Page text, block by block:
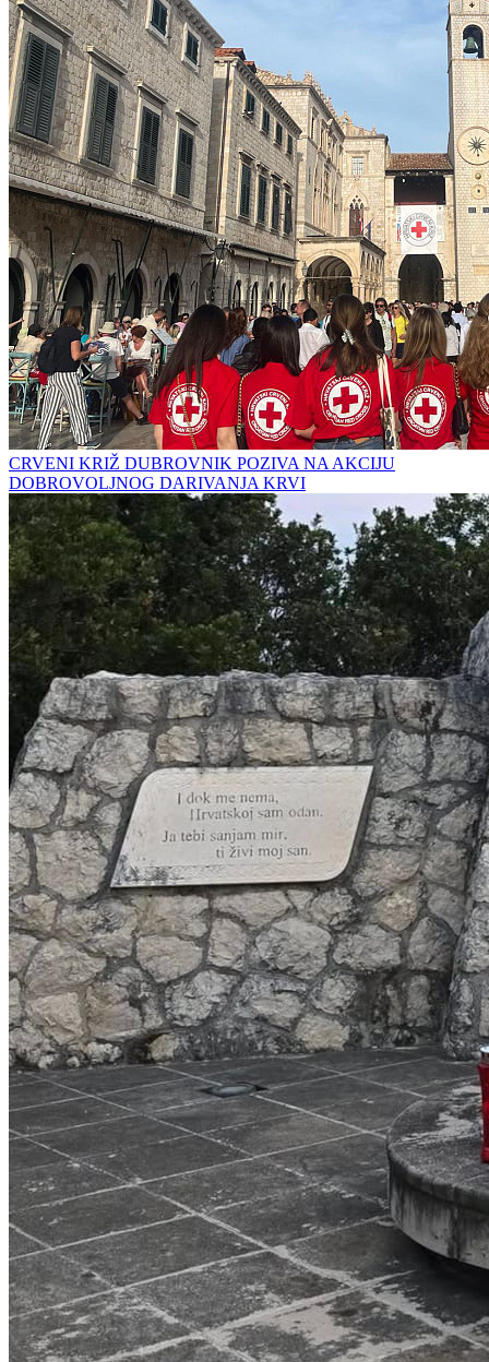
CRVENI KRIŽ DUBROVNIK POZIVA NA AKCIJU
DOBROVOLJNOG DARIVANJA KRVI